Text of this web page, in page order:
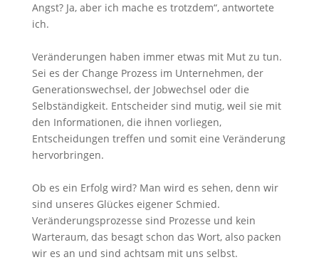
Angst? Ja, aber ich mache es trotzdem“, antwortete
ich.
Veränderungen haben immer etwas mit Mut zu tun.
Sei es der Change Prozess im Unternehmen, der
Generationswechsel, der Jobwechsel oder die
Selbständigkeit. Entscheider sind mutig, weil sie mit
den Informationen, die ihnen vorliegen,
Entscheidungen treffen und somit eine Veränderung
hervorbringen.
Ob es ein Erfolg wird? Man wird es sehen, denn wir
sind unseres Glückes eigener Schmied.
Veränderungsprozesse sind Prozesse und kein
Warteraum, das besagt schon das Wort, also packen
wir es an und sind achtsam mit uns selbst.